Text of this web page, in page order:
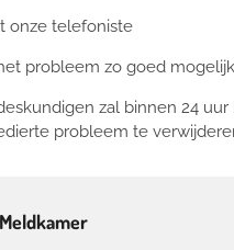
onze telefoniste
probleem zo goed
zal binnen 24
probleem te